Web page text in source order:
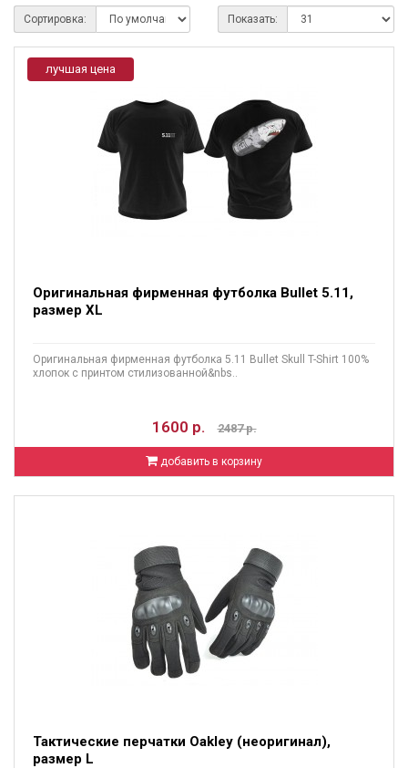
Сортировка: Показать:
лучшая цена
Оригинальная фирменная футболка Bullet 5.11,
размер XL
Оригинальная фирменная футболка 5.11 Bullet Skull T-Shirt 100%
хлопок с принтом стилизованной&nbs..
1600 р. 2487 р.
добавить в корзину
Тактические перчатки Oakley (неоригинал),
размер L